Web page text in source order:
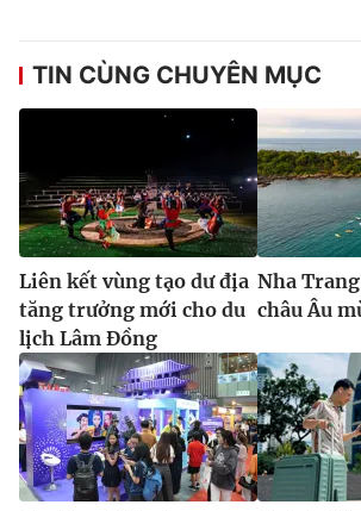
TIN CÙNG CHUYÊN MỤC
Liên kết vùng tạo dư địa
tăng trưởng mới cho du
lịch Lâm Đồng
Nha
châu Âu